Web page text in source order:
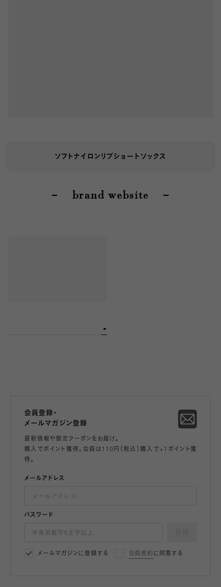
ソフトナイロンリブショートソックス
－ brand website －
会員登録・
メールマガジン登録
最新情報や限定クーポンをお届け。
購入でポイント獲得。会員は110円（税込）購入で+1ポイント獲
得。
メールアドレス
パスワード
メールマガジンに登録する 会員規約 に同意する